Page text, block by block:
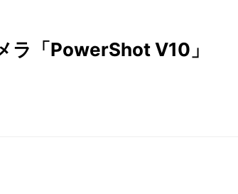
ラ「PowerShot V10」